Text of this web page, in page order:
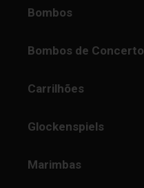
Bombos
Bombos de Concerto
Carrilhões
Glockenspiels
Marimbas